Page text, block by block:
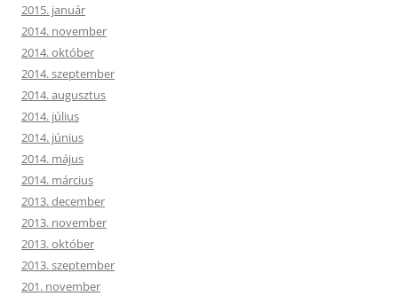
2015. január
2014. november
2014. október
2014. szeptember
2014. augusztus
2014. július
2014. június
2014. május
2014. március
2013. december
2013. november
2013. október
2013. szeptember
201. november